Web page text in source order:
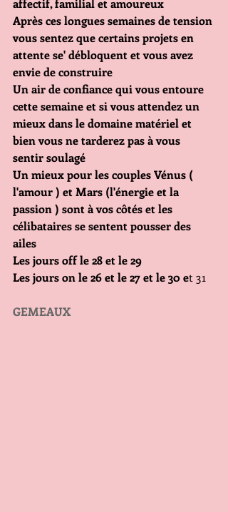
Après ces longues semaines de tension
vous sentez que certains projets en
attente se' débloquent et vous avez
envie de construire
Un air de confiance qui vous entoure
cette semaine et si vous attendez un
mieux dans le domaine matériel et
bien vous ne tarderez pas à vous
sentir soulagé
Un mieux pour les couples Vénus (
l'amour ) et Mars (l'énergie et la
passion ) sont à vos côtés et les
célibataires se sentent pousser des
ailes
Les jours off le 28 et le 29
Les jours on le 26 et le 27 et le 30 et 31
GEMEAUX